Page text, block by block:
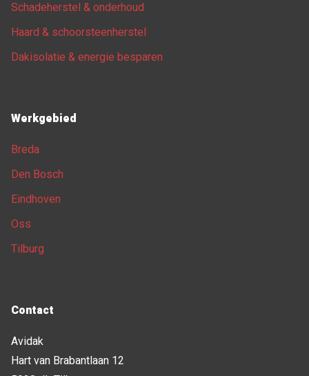
Schadeherstel & onderhoud
Haard & schoorsteenherstel
Dakisolatie & energie besparen
Werkgebied
Breda
Den Bosch
Eindhoven
Oss
Tilburg
Contact
Avidak
Hart van Brabantlaan 12